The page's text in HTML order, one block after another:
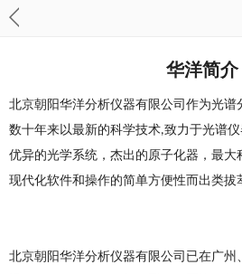
华洋简介
北京朝阳华洋分析仪器有限公司作为光谱
数十年来以最新的科学技术,致力于光谱
优异的光学系统，杰出的原子化器，最大
现代化软件和操作的简单方便性而出类拔
北京朝阳华洋分析仪器有限公司已在广州